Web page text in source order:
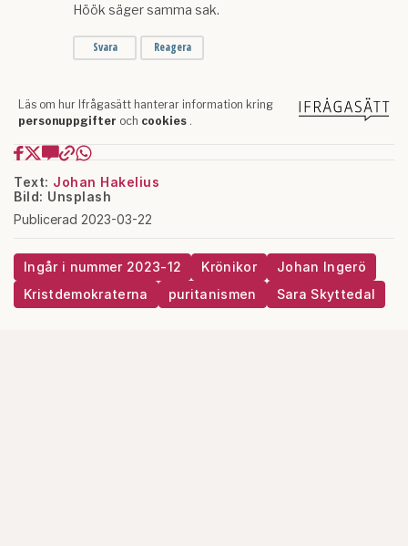
Text: Johan Hakelius
Bild: Unsplash
Publicerad 2023-03-22
Ingår i nummer 2023-12 Krönikor
Johan Ingerö
Kristdemokraterna
puritanismen Sara Skyttedal